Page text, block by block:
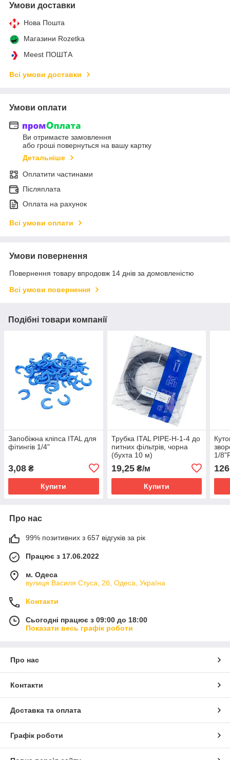
Умови доставки
Нова Пошта
Магазини Rozetka
Meest ПОШТА
Всі умови доставки
Умови оплати
Ви отримаєте замовлення
або гроші повернуться на вашу картку
Детальніше
Оплатити частинами
Післяплата
Оплата на рахунок
Всі умови оплати
Умови повернення
Повернення товару впродовж 14 днів за домовленістю
Всі умови повернення
Подібні товари компанії
Запобіжна кліпса ITAL для
фітингів 1/4"
3,08 ₴
Купити
Трубка ITAL PIPE-H-1-4 до
питних фільтрів, чорна
(бухта 10 м)
19,25₴/м
Купити
1/
126
Про нас
99% позитивних з 657 відгуків за рік
Працює з 17.06.2022
м. Одеса
вулиця Василя Стуса, 2б, Одеса, Україна
Контакти
Сьогодні працює з 09:00 до 18:00
Показати весь графік роботи
Про нас
Контакти
Доставка та оплата
Графік роботи